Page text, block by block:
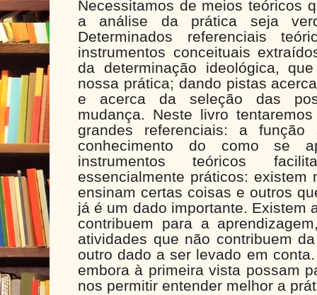
Necessitamos de meios teóricos
a análise da prática seja
Determinados referenciais
instrumentos conceituais
da determinação ideológica,
nossa prática; dando pistas
e acerca da seleção das
mudança. Neste livro
grandes referenciais: a
conhecimento do como se
instrumentos teóricos
essencialmente práticos: existem
ensinam certas coisas e outros
já é um dado importante. Existem
contribuem para a
atividades que não contribuem
outro dado a ser levado em
embora à primeira vista possam
nos permitir entender melhor a